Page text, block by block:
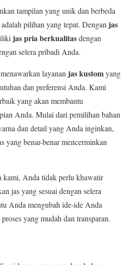
tampilan yang unik dan berbeda
adalah pilihan yang tepat. Dengan jas
jas pria berkualitasdengan
selera pribadi Anda.
layanan jas kustomyang
dan preferensi Anda. Kami
yang akan membantu
Anda. Mulai dari pemilihan bahan
dan detail yang Anda inginkan,
yang benar-benar mencerminkan
kami, Anda tidak perlu khawatir
jas yang sesuai dengan selera
Anda mengubah ide-ide Anda
yang mudah dan transparan.